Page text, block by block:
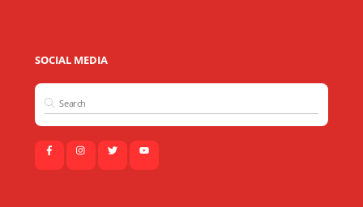
SOCIAL MEDIA